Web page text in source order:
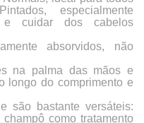
especialmente
e cuidar dos cabelos
absorvidos, não
na palma das mãos e
longo do comprimento e
são bastante versáteis:
como tratamento